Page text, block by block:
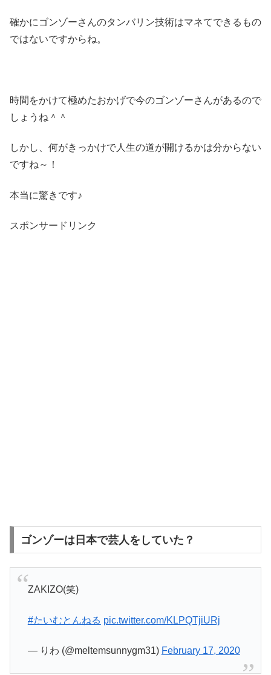
確かにゴンゾーさんのタンバリン技術はマネてできるもの
ではないですからね。
時間をかけて極めたおかげで今のゴンゾーさんがあるので
しょうね＾＾
しかし、何がきっかけで人生の道が開けるかは分からない
ですね～！
本当に驚きです♪
スポンサードリンク
ゴンゾーは日本で芸人をしていた？
ZAKIZO(笑)
#たいむとんねる pic.twitter.com/KLPQTjiURj
— りわ (@meltemsunnygm31) February 17, 2020